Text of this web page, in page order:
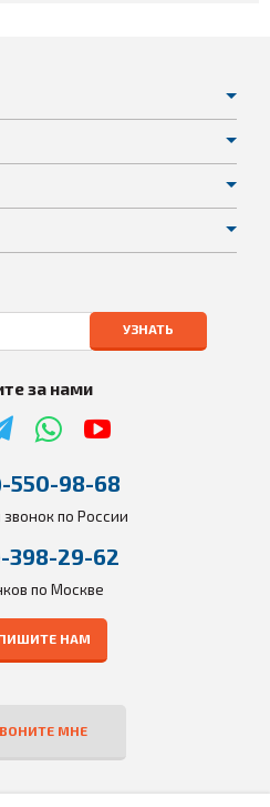
УЗНАТЬ
за нами
550-98-68
по России
398-29-62
по Москве
НАМ
МНЕ